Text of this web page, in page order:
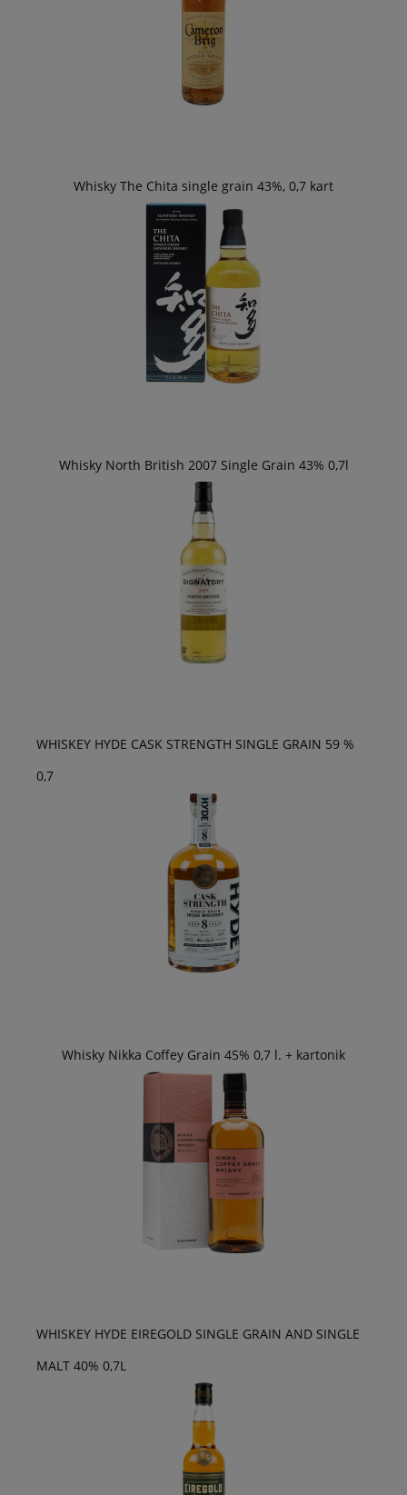
Whisky The Chita single grain 43%, 0,7 kart
Whisky North British 2007 Single Grain 43% 0,7l
WHISKEY HYDE CASK STRENGTH SINGLE GRAIN 59 %
0,7
Whisky Nikka Coffey Grain 45% 0,7 l. + kartonik
WHISKEY HYDE EIREGOLD SINGLE GRAIN AND SINGLE
MALT 40% 0,7L